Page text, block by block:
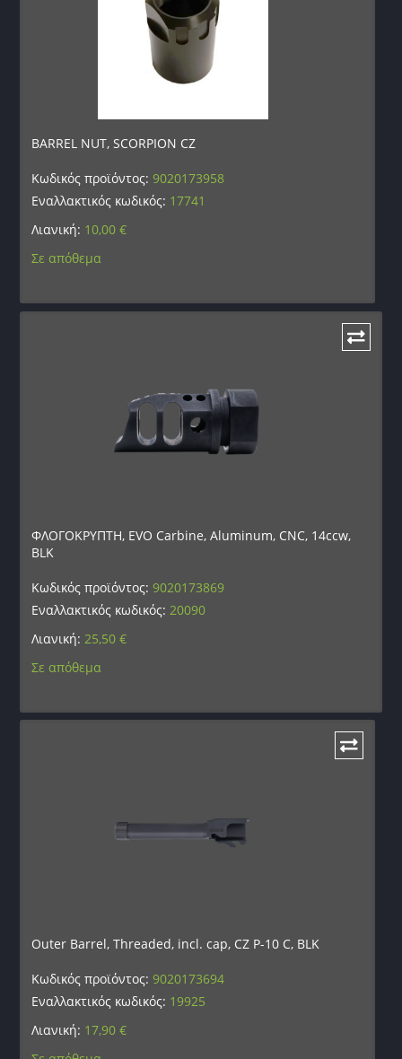
BARREL NUT, SCORPION CZ
Κωδικός προϊόντος:9020173958
Εναλλακτικός κωδικός: 17741
Λιανική: 10,00€
Σε απόθεμα
ΦΛΟΓΟΚΡΥΠΤΗ, EVO Carbine, Aluminum, CNC, 14ccw,
BLK
Κωδικός προϊόντος:9020173869
Εναλλακτικός κωδικός: 20090
Λιανική: 25,50€
Σε απόθεμα
Outer Barrel, Threaded, incl. cap, CZ P-10 C, BLK
Κωδικός προϊόντος:9020173694
Εναλλακτικός κωδικός: 19925
Λιανική: 17,90€